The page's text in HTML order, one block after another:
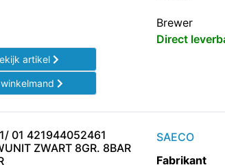
Brewer
Direct
artikel
01 421944052461
ZWART 8GR. 8BAR
SAECO
Fabrikant